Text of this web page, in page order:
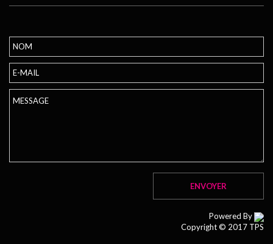
Powered By
Copyright © 2017 TPS